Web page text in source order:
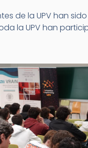
de la UPV han
la UPV han